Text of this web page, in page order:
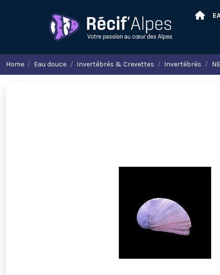
Home Eau douce Invertébrés & Crevettes Invertébrés